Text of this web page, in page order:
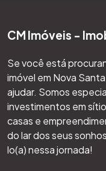
CM Imóveis -
Se você está
imóvel em Nova
ajudar. Somos
investimentos em
casas e
do lar dos seus
lo(a) nessa jornada!